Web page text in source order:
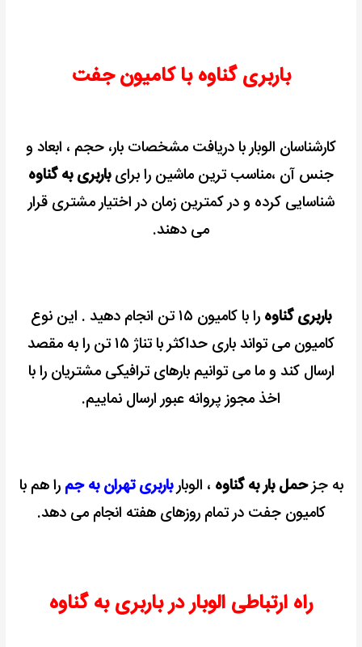
باربری گناوه با کامیون جفت
کارشناسان الوبار با دریافت مشخصات بار، حجم ، ابعاد و
جنس آن ،مناسب ترین ماشین را برایباربری به گناوه
شناسایی کرده و در کمترین زمان در اختیار مشتری قرار
می دهند.
باربری گناوه
را با کامیون ۱۵ تن انجام دهید . این نوع
کامیون می تواند باری حداکثر با تناژ ۱۵ تن را به مقصد
ارسال کند وما می توانیم بارهای ترافیکی مشتریان را با
اخذ مجوز پروانه عبور ارسال نماییم.
به جزحمل بار به گناوه ، الوبارباربری تهران به جم را هم با
کامیون جفت در تمام روزهای هفته انجام می دهد.
راه ارتباطی الوبار در باربری به گناوه